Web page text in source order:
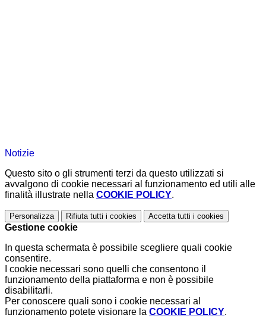
Notizie
Questo sito o gli strumenti terzi da questo utilizzati si
avvalgono di cookie necessari al funzionamento ed utili alle
finalità illustrate nella COOKIE POLICY.
Personalizza Rifiuta tutti i cookies Accetta tutti i cookies
Gestione cookie
In questa schermata è possibile scegliere quali cookie
consentire.
I cookie necessari sono quelli che consentono il
funzionamento della piattaforma e non è possibile
disabilitarli.
Per conoscere quali sono i cookie necessari al
funzionamento potete visionare la COOKIE POLICY.